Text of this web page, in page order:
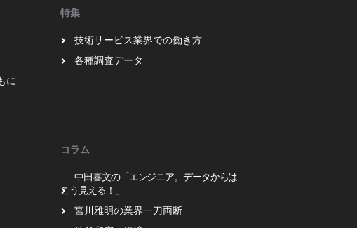
に
特集
技術サービス業界での働き方
各種調査データ
コラム
中田喜文の「エンジニア。データからは
こう見える！」
宮川雅明の業界一刀両断